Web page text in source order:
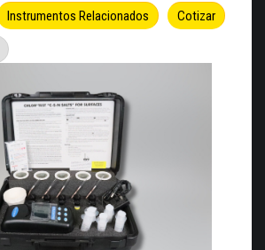
Cotizar
Instrumentos Relacionados